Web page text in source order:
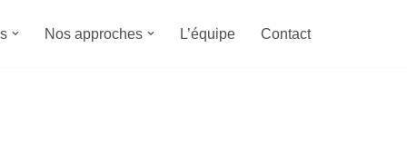
Nos approches L’équipe Contact